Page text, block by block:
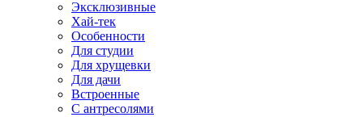
Эксклюзивные
Хай-тек
Особенности
Для студии
Для хрущевки
Для дачи
Встроенные
С антресолями